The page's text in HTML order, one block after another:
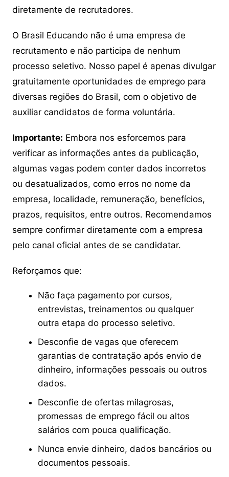
diretamente de recrutadores.
O Brasil Educando não é uma empresa de
recrutamento e não participa de nenhum
processo seletivo. Nosso papel é apenas divulgar
gratuitamente oportunidades de emprego para
diversas regiões do Brasil, com o objetivo de
auxiliar candidatos de forma voluntária.
Importante: Embora nos esforcemos para
verificar as informações antes da publicação,
algumas vagas podem conter dados incorretos
ou desatualizados, como erros no nome da
empresa, localidade, remuneração, benefícios,
prazos, requisitos, entre outros. Recomendamos
sempre confirmar diretamente com a empresa
pelo canal oficial antes de se candidatar.
Reforçamos que:
Não faça pagamento por cursos,
entrevistas, treinamentos ou qualquer
outra etapa do processo seletivo.
Desconfie de vagas que oferecem
garantias de contratação após envio de
dinheiro, informações pessoais ou outros
dados.
Desconfie de ofertas milagrosas,
promessas de emprego fácil ou altos
salários com pouca qualificação.
Nunca envie dinheiro, dados bancários ou
documentos pessoais.